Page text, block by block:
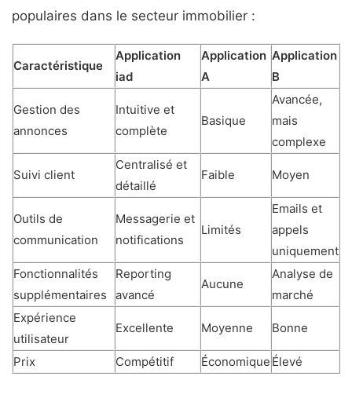
populaires dans le secteur immobilier :
Caractéristique
Application
iad
Application
A
Application
B
Gestion des
annonces
Intuitive et
complète
Basique
Avancée,
mais
complexe
Suivi client
Centralisé et
détaillé
Faible Moyen
Outils de
communication
Messagerie et
notifications
Limités
Emails et
appels
uniquement
Fonctionnalités
supplémentaires
Reporting
avancé
Aucune
Analyse de
marché
Expérience
utilisateur
Excellente Moyenne Bonne
Prix Compétitif Économique Élevé